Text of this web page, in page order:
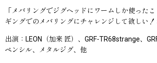
「メバリングでジグヘッドにワームしか使った
ギングでのメバリングにチャレンジして欲しい
出演：LEON（加来 匠）、GRF-TR68strange、
ペンシル、メタルジグ、他